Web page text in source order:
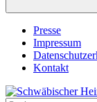
Presse
Impressum
Kontakt